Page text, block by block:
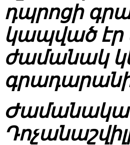
դպրոցի
կապված էր
ժամանակ